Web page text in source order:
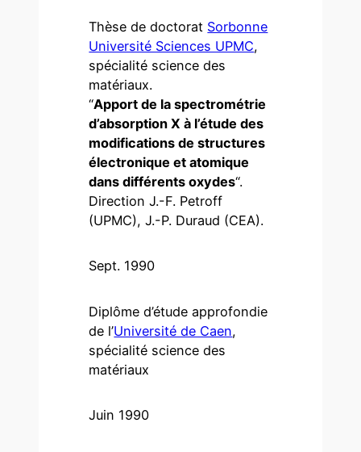
Thèse de doctorat Sorbonne
Université Sciences UPMC,
spécialité science des
matériaux.
“Apport de la spectrométrie
d’absorption X à l’étude des
modifications de structures
électronique et atomique
dans différents oxydes“.
Direction J.-F. Petroff
(UPMC), J.-P. Duraud (CEA).
Sept. 1990
Diplôme d’étude approfondie
de l’Université de Caen,
spécialité science des
matériaux
Juin 1990